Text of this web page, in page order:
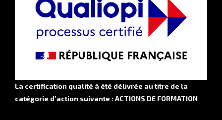
La certification qualité à été délivrée au titre de la
catégorie d’action suivante : ACTIONS DE FORMATION